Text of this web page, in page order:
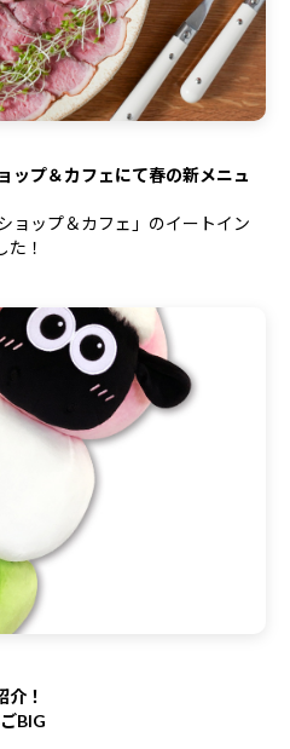
ップ＆カフェにて春の新メニュ
ョップ＆カフェ 」のイートイン
！
介！
BIG